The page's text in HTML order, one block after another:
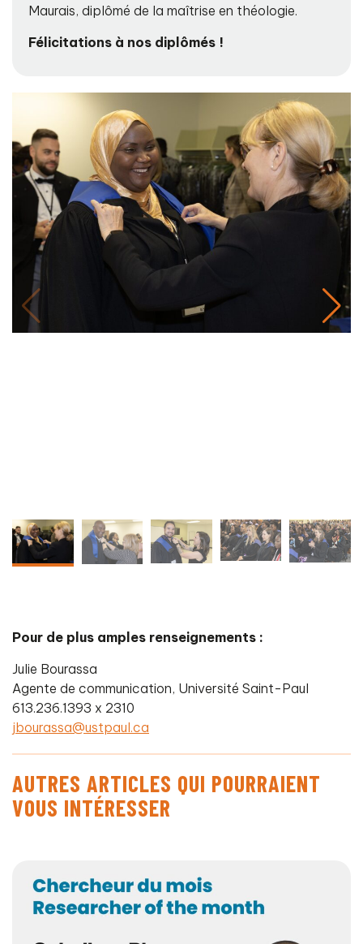
Maurais, diplômé de la maîtrise en théologie.
Félicitations à nos diplômés !
Pour de plus amples renseignements :
Julie Bourassa
Agente de communication, Université Saint-Paul
613.236.1393 x 2310
jbourassa@ustpaul.ca
AUTRES ARTICLES QUI POURRAIENT
VOUS INTÉRESSER